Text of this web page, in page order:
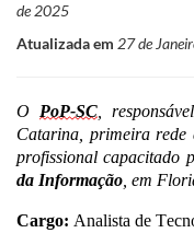
de 2025
Atualizada em 27 de
O PoP-SC ,
Catarina, primeira rede
profissional capacitado
da Informação em
Cargo: Analista de